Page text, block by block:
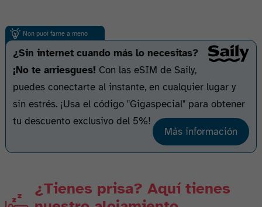
¿Sin internet cuando más lo necesitas?
¡No te arriesgues! Con las eSIM de Saily,
puedes conectarte al instante, en cualquier lugar y
sin estrés. ¡Usa el código "Gigaspecial" para obtener
tu descuento exclusivo del 5%!
Más información
¿Tienes prisa? Aquí tienes